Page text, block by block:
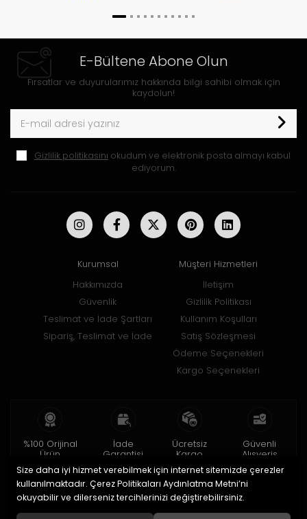
E-Bültene Abone Olun
Fırsatlar ve duyurularımız hakkında bilgi sahibi olmak için
kaydolun!
Gizlilik politikasını okudum ve elektronik posta almayı kabul
ediyorum.
Kurumsal
Hakkımızda
Güvenlik
Teslimat ve İade Şartları
Sipariş, Teslimat ve İade
Müşteri Hizmetleri
İletişim
Gizlilik Politikası
Kullanım Koşulları
Satış Sözleşmesi
Ödeme Seçenekleri
Kargo Seçenekleri
%100 Orijinal
Ürün
2 yıl garanti
İade
Garantisi
15 gün içinde
iade
Ücretsiz
Kargo
150 TL ve üzeri
Güvenli
Alışveriş
256bit SSL ile
Size daha iyi hizmet verebilmek için internet sitemizde çerezler
kullanılmaktadır. Çerez Politikaları Aydınlatma Metni’ni
okuyabilir ve dilerseniz tercihlerinizi değiştirebilirsiniz.